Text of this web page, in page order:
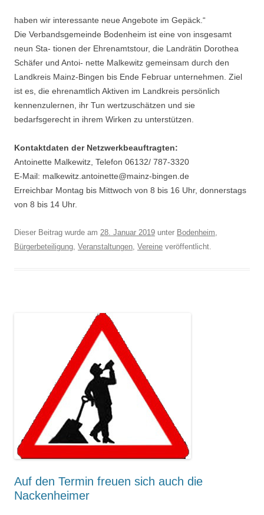
haben wir interessante neue Angebote im Gepäck.“
Die Verbandsgemeinde Bodenheim ist eine von insgesamt
neun Sta- tionen der Ehrenamtstour, die Landrätin Dorothea
Schäfer und Antoi- nette Malkewitz gemeinsam durch den
Landkreis Mainz-Bingen bis Ende Februar unternehmen. Ziel
ist es, die ehrenamtlich Aktiven im Landkreis persönlich
kennenzulernen, ihr Tun wertzuschätzen und sie
bedarfsgerecht in ihrem Wirken zu unterstützen.
Kontaktdaten der Netzwerkbeauftragten:
Antoinette Malkewitz, Telefon 06132/ 787-3320
E-Mail: malkewitz.antoinette@mainz-bingen.de
Erreichbar Montag bis Mittwoch von 8 bis 16 Uhr, donnerstags
von 8 bis 14 Uhr.
Dieser Beitrag wurde am 28. Januar 2019 unter Bodenheim,
Bürgerbeteiligung, Veranstaltungen, Vereine veröffentlicht.
Auf den Termin freuen sich auch die
Nackenheimer